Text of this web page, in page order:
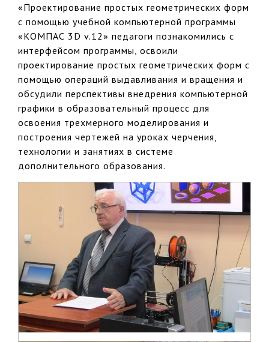
«Проектирование простых геометрических форм
с помощью учебной компьютерной программы
«КОМПАС 3D v.12» педагоги познакомились с
интерфейсом программы, освоили
проектирование простых геометрических форм с
помощью операций выдавливания и вращения и
обсудили перспективы внедрения компьютерной
графики в образовательный процесс для
освоения трехмерного моделирования и
построения чертежей на уроках черчения,
технологии и занятиях в системе
дополнительного образования.